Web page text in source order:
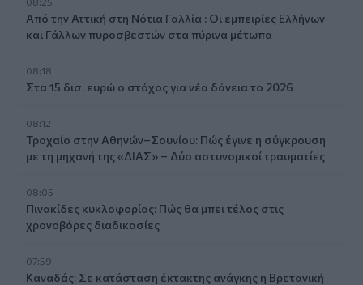
Από την Αττική στη Νότια Γαλλία : Οι εμπειρίες Ελλήνων
και Γάλλων πυροσβεστών στα πύρινα μέτωπα
08:18
Στα 15 δισ. ευρώ ο στόχος για νέα δάνεια το 2026
08:12
Τροχαίο στην Αθηνών–Σουνίου: Πώς έγινε η σύγκρουση
με τη μηχανή της «ΔΙΑΣ» – Δύο αστυνομικοί τραυματίες
08:05
Πινακίδες κυκλοφορίας: Πώς θα μπει τέλος στις
χρονοβόρες διαδικασίες
07:59
Καναδάς: Σε κατάσταση έκτακτης ανάγκης η Βρετανική